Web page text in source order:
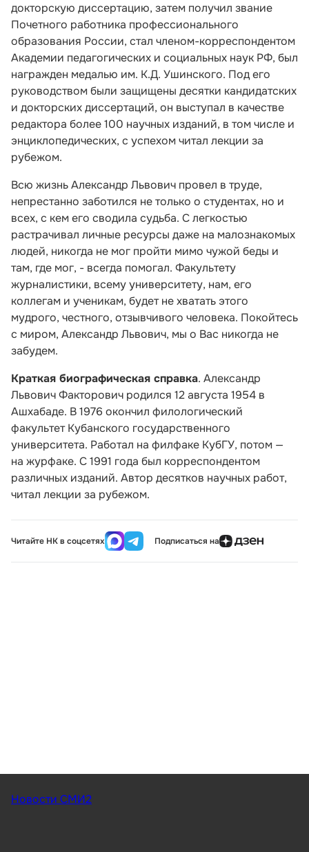
докторскую диссертацию, затем получил звание
Почетного работника профессионального
образования России, стал членом-корреспондентом
Академии педагогических и социальных наук РФ, был
награжден медалью им. К.Д. Ушинского. Под его
руководством были защищены десятки кандидатских
и докторских диссертаций, он выступал в качестве
редактора более 100 научных изданий, в том числе и
энциклопедических, с успехом читал лекции за
рубежом.
Всю жизнь Александр Львович провел в труде,
непрестанно заботился не только о студентах, но и
всех, с кем его сводила судьба. С легкостью
растрачивал личные ресурсы даже на малознакомых
людей, никогда не мог пройти мимо чужой беды и
там, где мог, - всегда помогал. Факультету
журналистики, всему университету, нам, его
коллегам и ученикам, будет не хватать этого
мудрого, честного, отзывчивого человека. Покойтесь
с миром, Александр Львович, мы о Вас никогда не
забудем.
Краткая биографическая справка. Александр
Львович Факторович родился 12 августа 1954 в
Ашхабаде. В 1976 окончил филологический
факультет Кубанского государственного
университета. Работал на филфаке КубГУ, потом —
на журфаке. С 1991 года был корреспондентом
различных изданий. Автор десятков научных работ,
читал лекции за рубежом.
Читайте НК в соцсетях Подписаться на
Новости СМИ2